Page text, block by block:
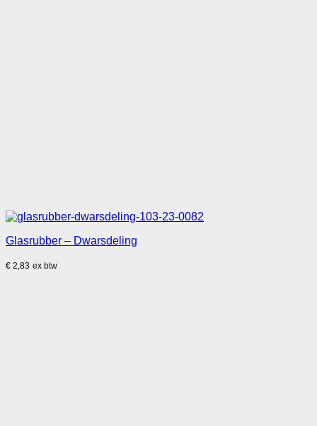
Glasrubber – Dwarsdeling
€ 2,83 ex btw